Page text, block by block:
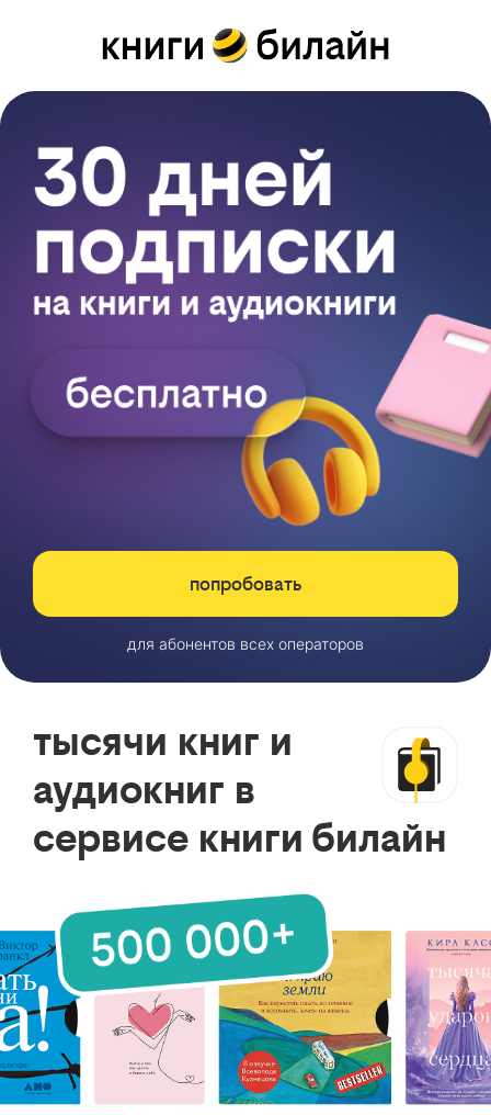
попробовать
для абонентов всех операторов
тысячи книг и
аудиокниг в
сервисе книги билайн